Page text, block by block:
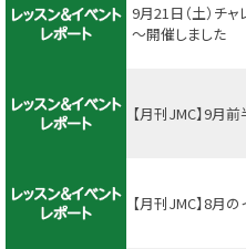
9月21日（土）チ
～開催しました
【月刊JMC】9月
【月刊JMC】8月